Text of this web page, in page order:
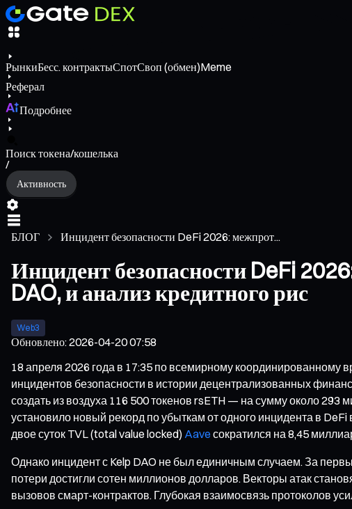
РынкиБесс. контрактыСпотСвоп (обмен)Meme
Реферал
Подробнее
Поиск токена/кошелька
/
Активность
БЛОГ Инцидент безопасности DeFi 2026: межпрот...
Инцидент безопасности DeFi
DAO, и анализ кредитного рис
Web3
Обновлено:2026-04-20 07:58
18 апреля 2026 года в 17:35 по всемирному координированному
инцидентов безопасности в истории децентрализованных
создать из воздуха 116 500 токенов rsETH — на сумму около
установило новый рекорд по убыткам от одного инцидента в
двое суток TVL (total value locked) Aave сократился на 8,45
Однако инцидент с Kelp DAO не был единичным случаем. За
потери достигли сотен миллионов долларов. Векторы атак
вызовов смарт-контрактов. Глубокая взаимосвязь протоколов